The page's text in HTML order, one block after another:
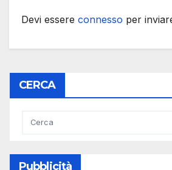
Devi essere connesso per
CERCA
Pubblicità